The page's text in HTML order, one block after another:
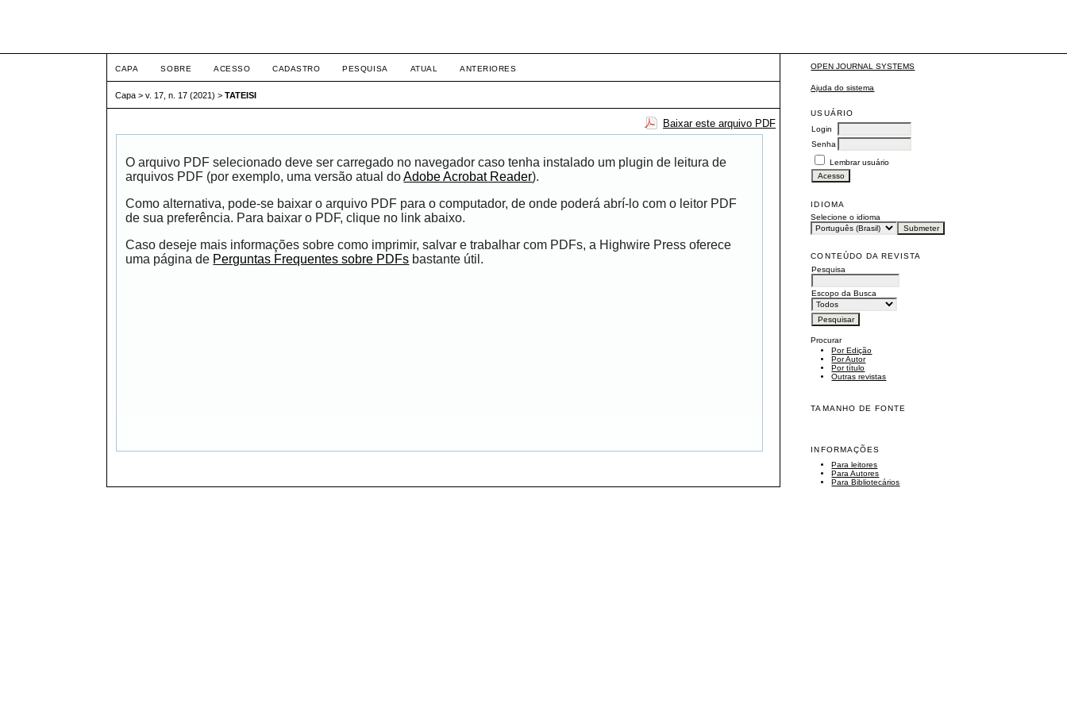
OPEN JOURNAL SYSTEMS
Ajuda do sistema
USUÁRIO
Login
Senha
Lembrar usuário
IDIOMA
Selecione o idioma
CONTEÚDO DA REVISTA
Pesquisa
Escopo da Busca
Procurar
Por Edição
Por Autor
Por título
Outras revistas
TAMANHO DE FONTE
INFORMAÇÕES
Para leitores
Para Autores
Para Bibliotecários
CAPA SOBRE ACESSO CADASTRO PESQUISA ATUAL ANTERIORES
Capa >v. 17, n. 17 (2021) >TATEISI
Baixar este arquivo PDF
O arquivo PDF selecionado deve ser carregado no navegador caso tenha instalado um plugin de leitura de
arquivos PDF (por exemplo, uma versão atual doAdobe Acrobat Reader).
Como alternativa, pode-se baixar o arquivo PDF para o computador, de onde poderá abrí-lo com o leitor PDF
de sua preferência. Para baixar o PDF, clique no link abaixo.
Caso deseje mais informações sobre como imprimir, salvar e trabalhar com PDFs, a Highwire Press oferece
uma página de Perguntas Frequentes sobre PDFs bastante útil.